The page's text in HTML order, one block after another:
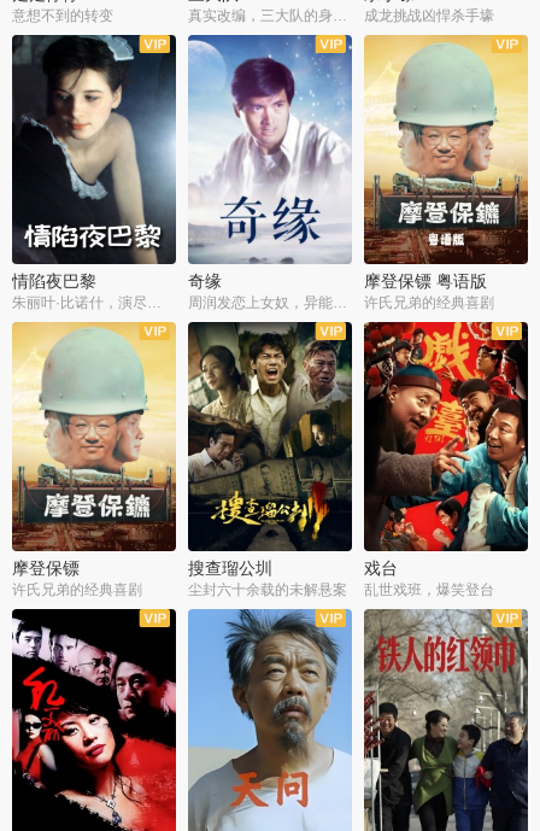
意想不到的转变 成龙挑战凶悍杀手壕
情陷夜巴黎
朱丽叶·比诺什，演尽失爱之痛
奇缘
周润发恋上女奴，异能护体战邪派
摩登保镖 粤语版
许氏兄弟的经典喜剧
摩登保镖
许氏兄弟的经典喜剧
搜查瑠公圳
尘封六十余载的未解悬案
戏台
乱世戏班，爆笑登台